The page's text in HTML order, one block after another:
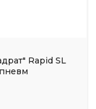
Rapid SL